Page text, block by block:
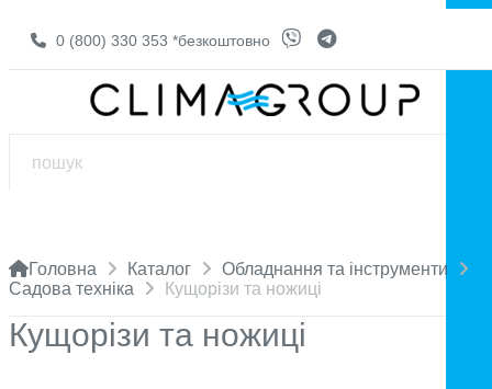
0 (800) 330 353 *безкоштовно
Головна Каталог
Обладнання та інструменти
Садова техніка
Кущорізи та ножиці
Кущорізи та ножиці